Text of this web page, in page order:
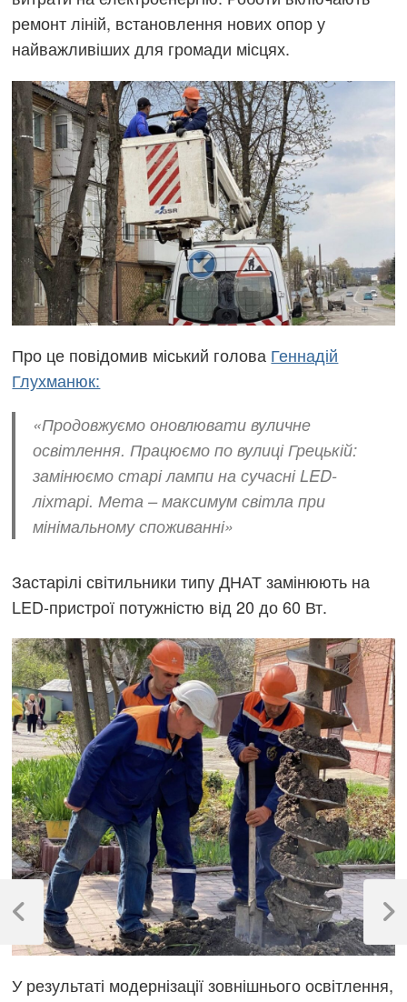
ремонт ліній, встановлення нових опор у
найважливіших для громади місцях.
Про це повідомив міський голова Геннадій
Глухманюк:
«Продовжуємо оновлювати вуличне
освітлення. Працюємо по вулиці Грецькій:
замінюємо старі лампи на сучасні LED-
ліхтарі. Мета – максимум світла при
мінімальному споживанні»
Застарілі світильники типу ДНАТ замінюють на
LED-пристрої потужністю від 20 до 60 Вт.
У результаті модернізації зовнішнього освітлення,
Навігація
записів
Previous
Next
Post